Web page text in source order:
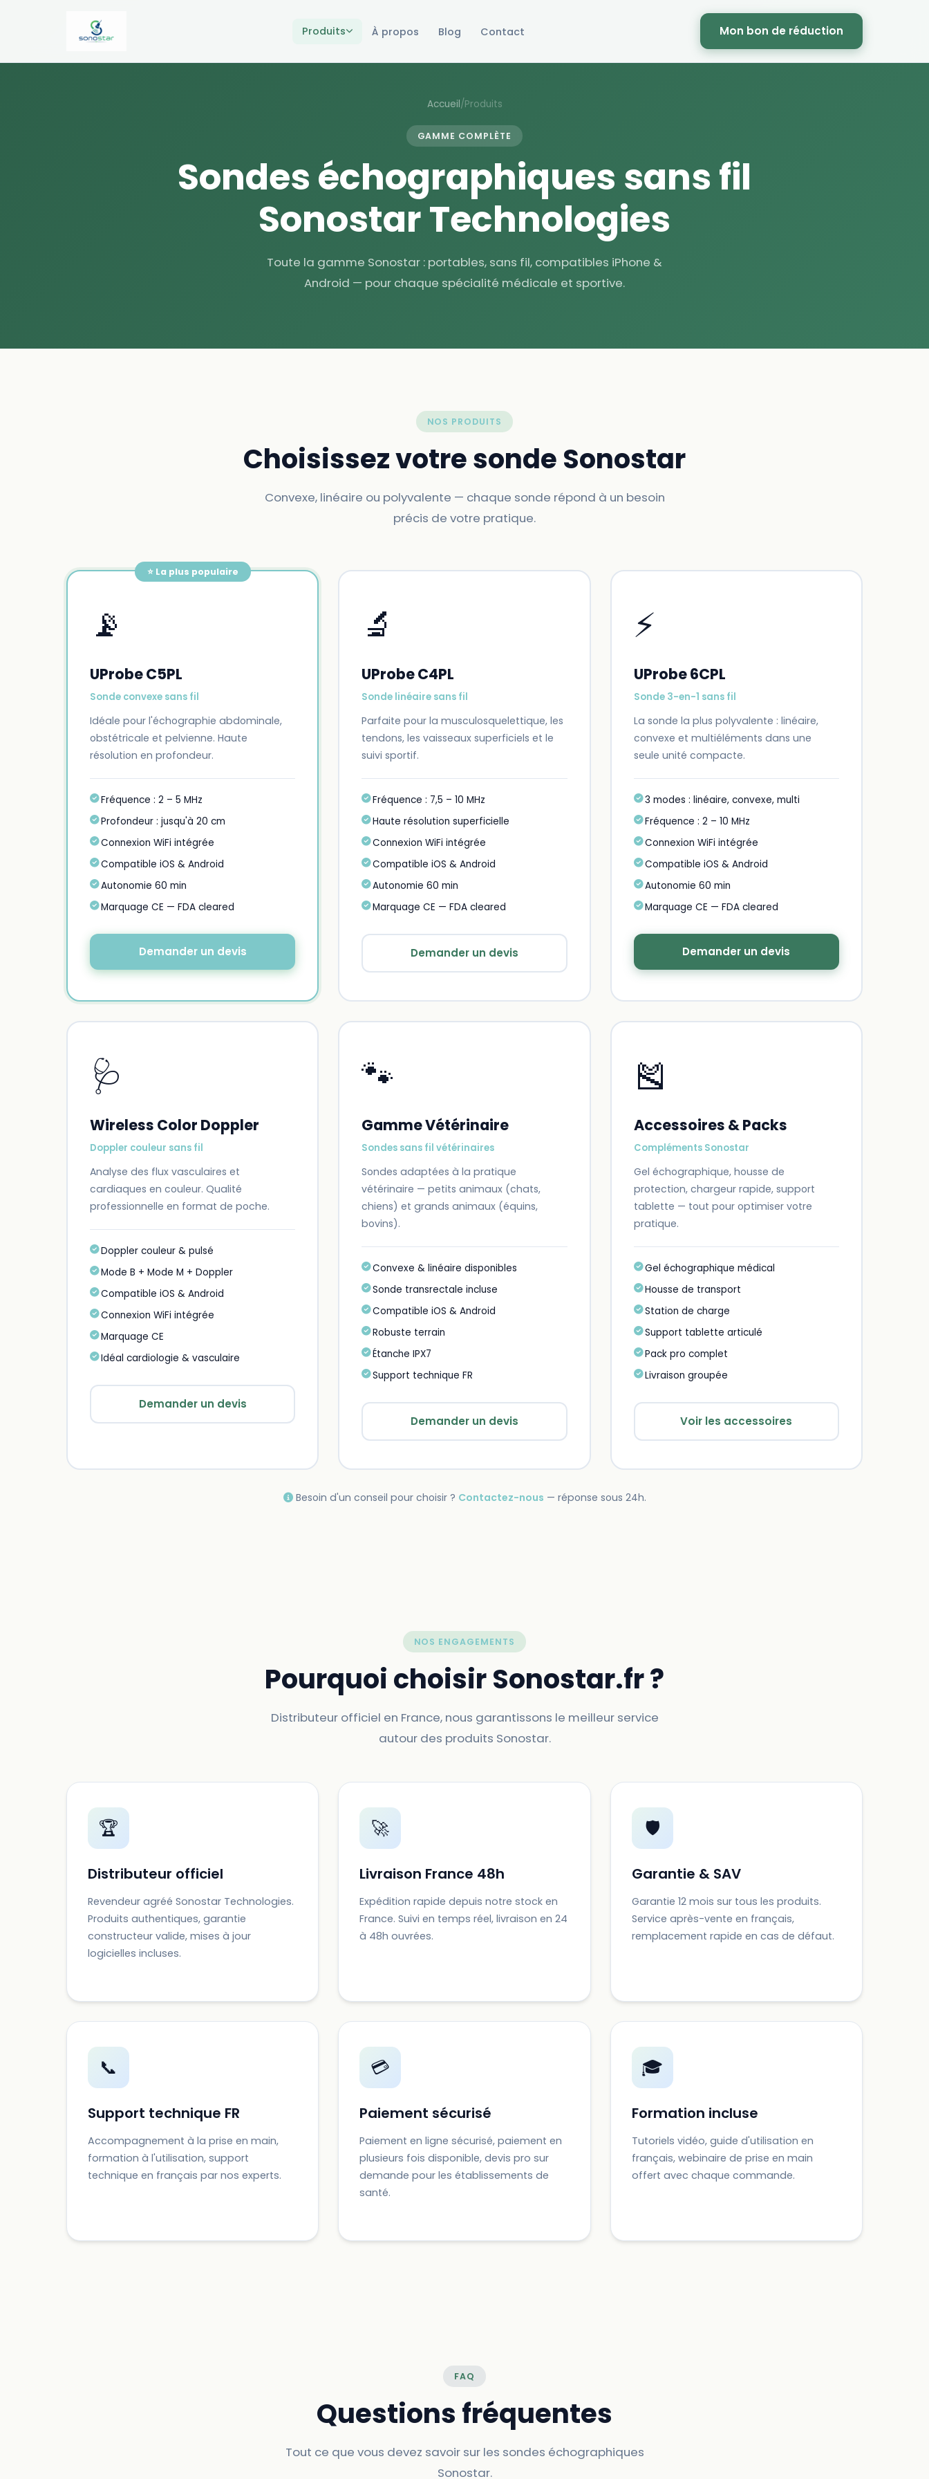
Produits À propos Blog Contact Mon bon de réduction
Accueil/Produits
GAMME COMPLÈTE
Sondes échographiques sans fil
Sonostar Technologies
Toute la gamme Sonostar : portables, sans fil, compatibles iPhone &
Android — pour chaque spécialité médicale et sportive.
NOS PRODUITS
Choisissez votre sonde Sonostar
Convexe, linéaire ou polyvalente — chaque sonde répond à un besoin
précis de votre pratique.
⭐ La plus populaire
📡
UProbe C5PL
Sonde convexe sans fil
Idéale pour l'échographie abdominale,
obstétricale et pelvienne. Haute
résolution en profondeur.
Fréquence : 2 – 5 MHz
Profondeur : jusqu'à 20 cm
Connexion WiFi intégrée
Compatible iOS & Android
Autonomie 60 min
Marquage CE — FDA cleared
Demander un devis
🔬
UProbe C4PL
Sonde linéaire sans fil
Parfaite pour la musculosquelettique, les
tendons, les vaisseaux superficiels et le
suivi sportif.
Fréquence : 7,5 – 10 MHz
Haute résolution superficielle
Connexion WiFi intégrée
Compatible iOS & Android
Autonomie 60 min
Marquage CE — FDA cleared
Demander un devis
⚡
UProbe 6CPL
Sonde 3-en-1 sans fil
La sonde la plus polyvalente : linéaire,
convexe et multiéléments dans une
seule unité compacte.
3 modes : linéaire, convexe, multi
Fréquence : 2 – 10 MHz
Connexion WiFi intégrée
Compatible iOS & Android
Autonomie 60 min
Marquage CE — FDA cleared
Demander un devis
🩺
Wireless Color Doppler
Doppler couleur sans fil
Analyse des flux vasculaires et
cardiaques en couleur. Qualité
professionnelle en format de poche.
Doppler couleur & pulsé
Mode B + Mode M + Doppler
Compatible iOS & Android
Connexion WiFi intégrée
Marquage CE
Idéal cardiologie & vasculaire
Demander un devis
🐾
Gamme Vétérinaire
Sondes sans fil vétérinaires
Sondes adaptées à la pratique
vétérinaire — petits animaux (chats,
chiens) et grands animaux (équins,
bovins).
Convexe & linéaire disponibles
Sonde transrectale incluse
Compatible iOS & Android
Robuste terrain
Étanche IPX7
Support technique FR
Demander un devis
🎽
Accessoires & Packs
Compléments Sonostar
Gel échographique, housse de
protection, chargeur rapide, support
tablette — tout pour optimiser votre
pratique.
Gel échographique médical
Housse de transport
Station de charge
Support tablette articulé
Pack pro complet
Livraison groupée
Voir les accessoires
Besoin d'un conseil pour choisir ? Contactez-nous — réponse sous 24h.
NOS ENGAGEMENTS
Pourquoi choisir Sonostar.fr ?
Distributeur officiel en France, nous garantissons le meilleur service
autour des produits Sonostar.
🏆
Distributeur officiel
Revendeur agréé Sonostar Technologies.
Produits authentiques, garantie
constructeur valide, mises à jour
logicielles incluses.
🚀
Livraison France 48h
Expédition rapide depuis notre stock en
France. Suivi en temps réel, livraison en 24
à 48h ouvrées.
🛡️
Garantie & SAV
Garantie 12 mois sur tous les produits.
Service après-vente en français,
remplacement rapide en cas de défaut.
📞
Support technique FR
Accompagnement à la prise en main,
formation à l'utilisation, support
technique en français par nos experts.
💳
Paiement sécurisé
Paiement en ligne sécurisé, paiement en
plusieurs fois disponible, devis pro sur
demande pour les établissements de
santé.
🎓
Formation incluse
Tutoriels vidéo, guide d'utilisation en
français, webinaire de prise en main
offert avec chaque commande.
FAQ
Questions fréquentes
Tout ce que vous devez savoir sur les sondes échographiques
Sonostar.